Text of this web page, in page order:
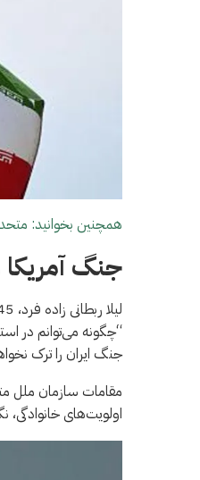
همچنین بخوانید:
جنگ آمریکا
“چگونه می‌توانم در
جنگ ایران را ترک
مقامات سازمان ملل
اولویت‌های